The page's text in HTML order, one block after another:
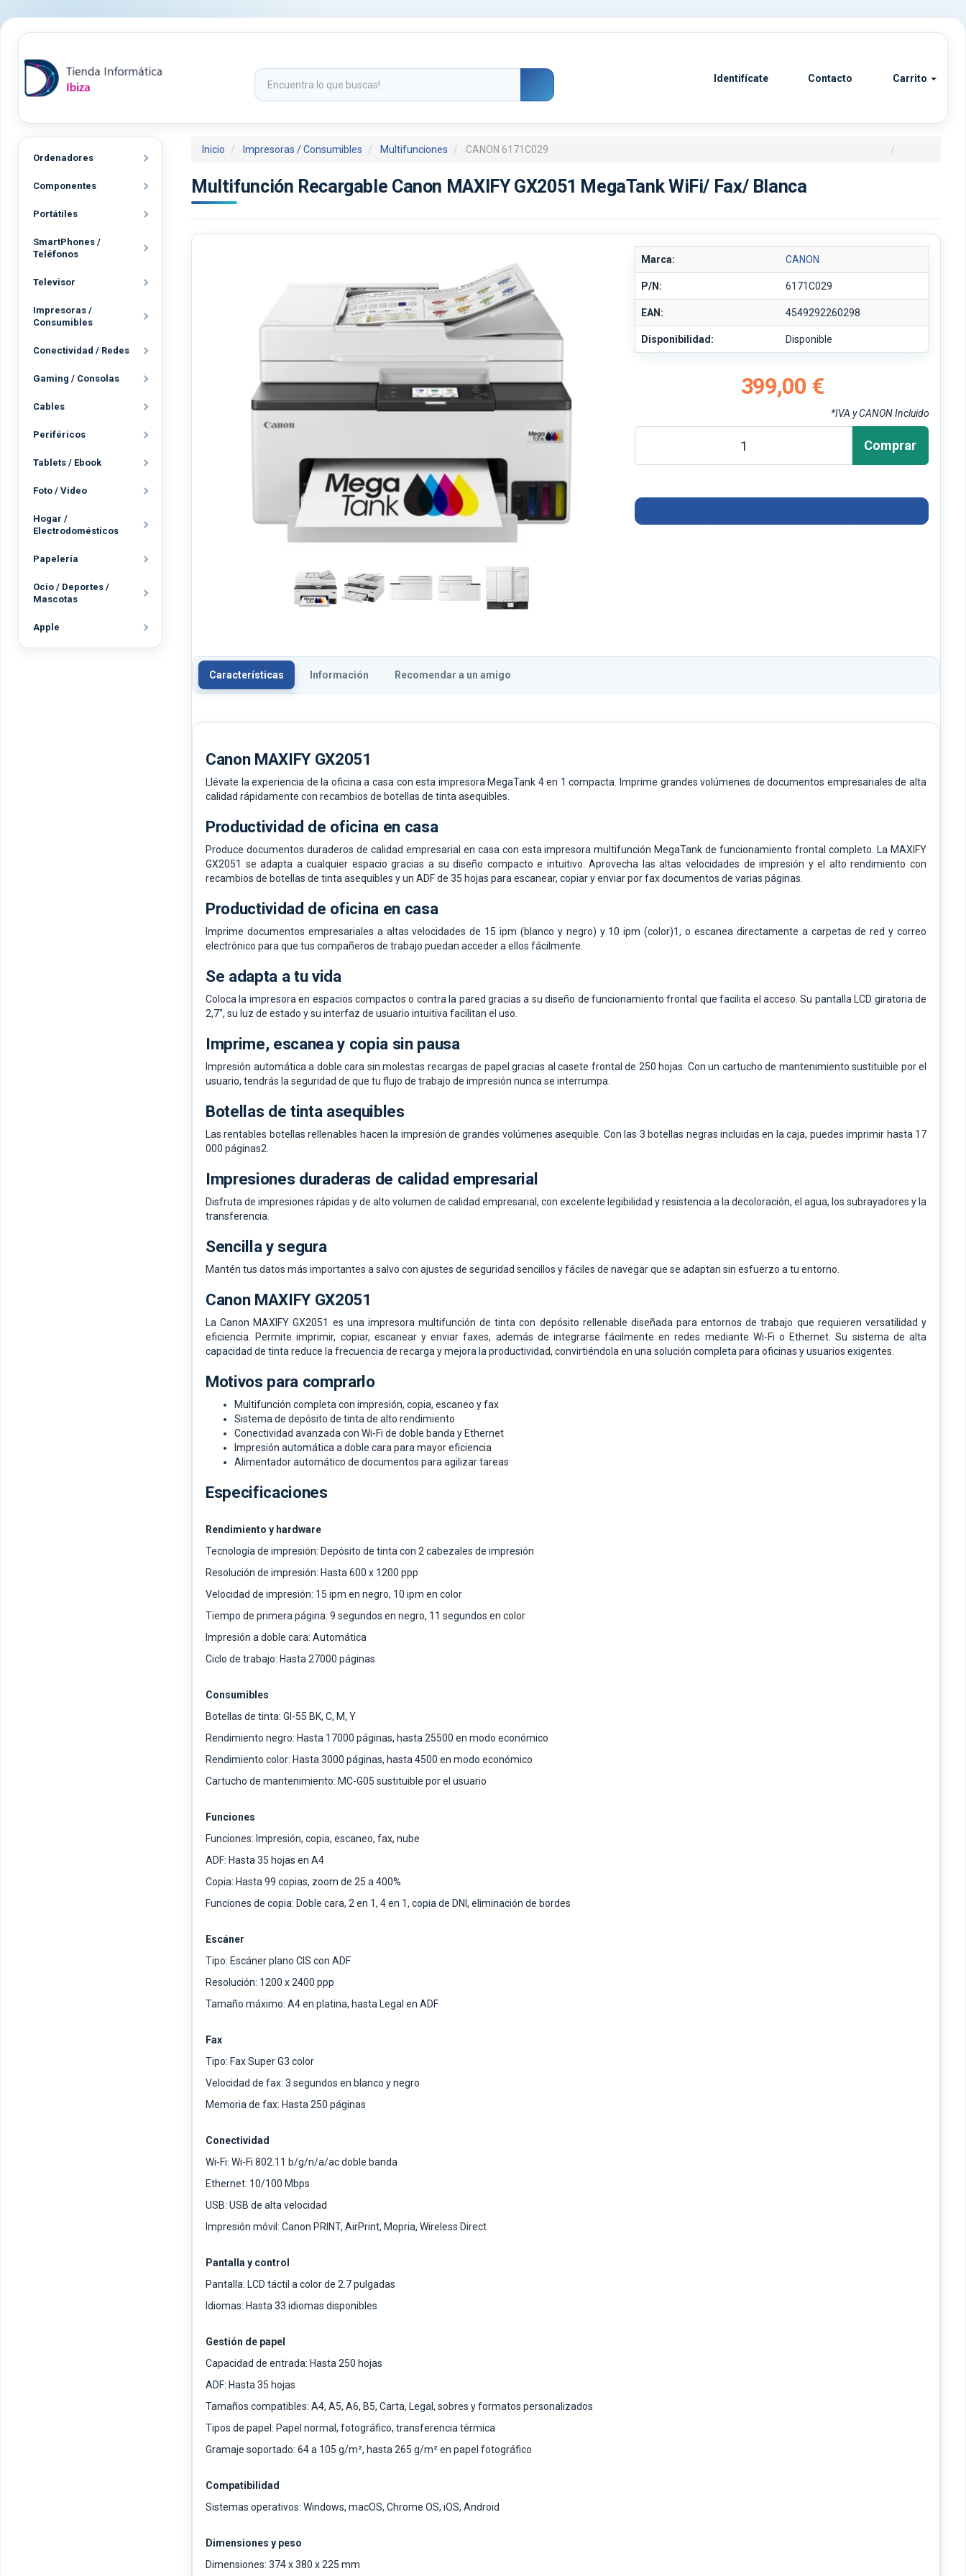
Identifícate Contacto Carrito
Ordenadores
Componentes
Portátiles
SmartPhones /
Teléfonos
Televisor
Impresoras /
Consumibles
Conectividad / Redes
Gaming / Consolas
Cables
Periféricos
Tablets / Ebook
Foto / Video
Hogar /
Electrodomésticos
Papelería
Ocio / Deportes /
Mascotas
Apple
Inicio Impresoras / Consumibles Multifunciones CANON 6171C029
Multifunción Recargable Canon MAXIFY GX2051 MegaTank WiFi/ Fax/ Blanca
Marca: CANON
P/N: 6171C029
EAN: 4549292260298
Disponibilidad: Disponible
399,00 €
*IVA y CANON Incluido
Comprar
Características Información Recomendar a un amigo
Canon MAXIFY GX2051
Llévate la experiencia de la oficina a casa con esta impresora MegaTank 4 en 1 compacta. Imprime grandes volúmenes de documentos empresariales de alta
calidad rápidamente con recambios de botellas de tinta asequibles.
Productividad de oficina en casa
Produce documentos duraderos de calidad empresarial en casa con esta impresora multifunción MegaTank de funcionamiento frontal completo. La MAXIFY
GX2051 se adapta a cualquier espacio gracias a su diseño compacto e intuitivo. Aprovecha las altas velocidades de impresión y el alto rendimiento con
recambios de botellas de tinta asequibles y un ADF de 35 hojas para escanear, copiar y enviar por fax documentos de varias páginas.
Productividad de oficina en casa
Imprime documentos empresariales a altas velocidades de 15 ipm (blanco y negro) y 10 ipm (color)1, o escanea directamente a carpetas de red y correo
electrónico para que tus compañeros de trabajo puedan acceder a ellos fácilmente.
Se adapta a tu vida
Coloca la impresora en espacios compactos o contra la pared gracias a su diseño de funcionamiento frontal que facilita el acceso. Su pantalla LCD giratoria de
2,7", su luz de estado y su interfaz de usuario intuitiva facilitan el uso.
Imprime, escanea y copia sin pausa
Impresión automática a doble cara sin molestas recargas de papel gracias al casete frontal de 250 hojas. Con un cartucho de mantenimiento sustituible por el
usuario, tendrás la seguridad de que tu flujo de trabajo de impresión nunca se interrumpa.
Botellas de tinta asequibles
Las rentables botellas rellenables hacen la impresión de grandes volúmenes asequible. Con las 3 botellas negras incluidas en la caja, puedes imprimir hasta 17
000 páginas2.
Impresiones duraderas de calidad empresarial
Disfruta de impresiones rápidas y de alto volumen de calidad empresarial, con excelente legibilidad y resistencia a la decoloración, el agua, los subrayadores y la
transferencia.
Sencilla y segura
Mantén tus datos más importantes a salvo con ajustes de seguridad sencillos y fáciles de navegar que se adaptan sin esfuerzo a tu entorno.
Canon MAXIFY GX2051
La Canon MAXIFY GX2051 es una impresora multifunción de tinta con depósito rellenable diseñada para entornos de trabajo que requieren versatilidad y
eficiencia. Permite imprimir, copiar, escanear y enviar faxes, además de integrarse fácilmente en redes mediante Wi-Fi o Ethernet. Su sistema de alta
capacidad de tinta reduce la frecuencia de recarga y mejora la productividad, convirtiéndola en una solución completa para oficinas y usuarios exigentes.
Motivos para comprarlo
Multifunción completa con impresión, copia, escaneo y fax
Sistema de depósito de tinta de alto rendimiento
Conectividad avanzada con Wi-Fi de doble banda y Ethernet
Impresión automática a doble cara para mayor eficiencia
Alimentador automático de documentos para agilizar tareas
Especificaciones
Rendimiento y hardware
Tecnología de impresión: Depósito de tinta con 2 cabezales de impresión
Resolución de impresión: Hasta 600 x 1200 ppp
Velocidad de impresión: 15 ipm en negro, 10 ipm en color
Tiempo de primera página: 9 segundos en negro, 11 segundos en color
Impresión a doble cara: Automática
Ciclo de trabajo: Hasta 27000 páginas
Consumibles
Botellas de tinta: GI-55 BK, C, M, Y
Rendimiento negro: Hasta 17000 páginas, hasta 25500 en modo económico
Rendimiento color: Hasta 3000 páginas, hasta 4500 en modo económico
Cartucho de mantenimiento: MC-G05 sustituible por el usuario
Funciones
Funciones: Impresión, copia, escaneo, fax, nube
ADF: Hasta 35 hojas en A4
Copia: Hasta 99 copias, zoom de 25 a 400%
Funciones de copia: Doble cara, 2 en 1, 4 en 1, copia de DNI, eliminación de bordes
Escáner
Tipo: Escáner plano CIS con ADF
Resolución: 1200 x 2400 ppp
Tamaño máximo: A4 en platina, hasta Legal en ADF
Fax
Tipo: Fax Super G3 color
Velocidad de fax: 3 segundos en blanco y negro
Memoria de fax: Hasta 250 páginas
Conectividad
Wi-Fi: Wi-Fi 802.11 b/g/n/a/ac doble banda
Ethernet: 10/100 Mbps
USB: USB de alta velocidad
Impresión móvil: Canon PRINT, AirPrint, Mopria, Wireless Direct
Pantalla y control
Pantalla: LCD táctil a color de 2.7 pulgadas
Idiomas: Hasta 33 idiomas disponibles
Gestión de papel
Capacidad de entrada: Hasta 250 hojas
ADF: Hasta 35 hojas
Tamaños compatibles: A4, A5, A6, B5, Carta, Legal, sobres y formatos personalizados
Tipos de papel: Papel normal, fotográfico, transferencia térmica
Gramaje soportado: 64 a 105 g/m², hasta 265 g/m² en papel fotográfico
Compatibilidad
Sistemas operativos: Windows, macOS, Chrome OS, iOS, Android
Dimensiones y peso
Dimensiones: 374 x 380 x 225 mm